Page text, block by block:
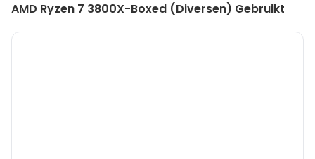
AMD Ryzen 7 3800X-Boxed (Diversen) Gebruikt